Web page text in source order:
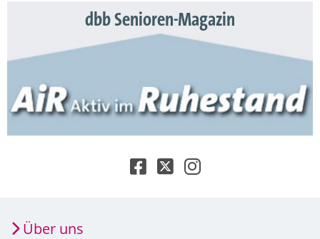
dbb Senioren-Magazin
Über uns